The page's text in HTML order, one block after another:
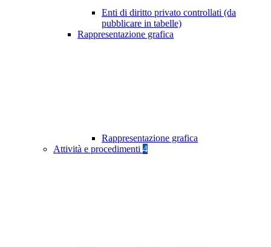
Enti di diritto privato controllati (da
pubblicare in tabelle)
Rappresentazione grafica
Rappresentazione grafica
Attività e procedimenti 4